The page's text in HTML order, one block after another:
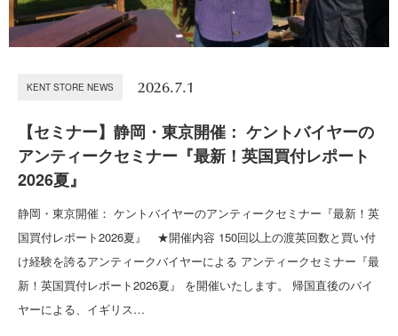
KENT STORE NEWS 2026.7.1
【セミナー】静岡・東京開催： ケントバイヤーの
アンティークセミナー『最新！英国買付レポート
2026夏』
静岡・東京開催： ケントバイヤーのアンティークセミナー『最新！英
国買付レポート2026夏』 ★開催内容 150回以上の渡英回数と買い付
け経験を誇るアンティークバイヤーによる アンティークセミナー『最
新！英国買付レポート2026夏』 を開催いたします。 帰国直後のバイ
ヤーによる、イギリス…